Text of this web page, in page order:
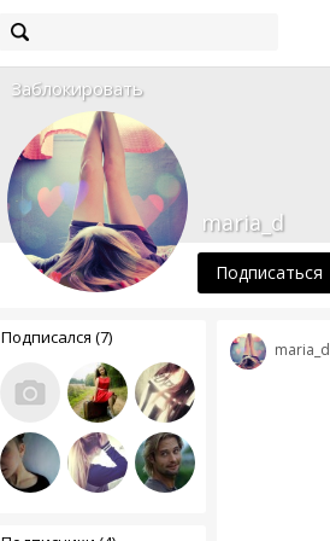
Заблокировать
maria_d
Подписаться
Подписался (7)
maria_d